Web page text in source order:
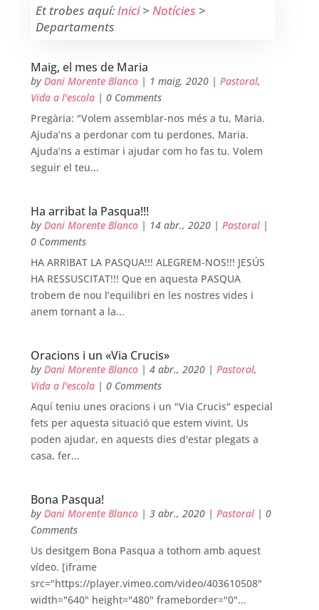
Et trobes aquí:Inici> Notícies >
Departaments
Maig, el mes de Maria
by Dani Morente Blanco | 1 maig, 2020 | Pastoral,
Vida a l'escola | 0 Comments
Pregària: "Volem assemblar-nos més a tu, Maria.
Ajuda’ns a perdonar com tu perdones, Maria.
Ajuda’ns a estimar i ajudar com ho fas tu. Volem
seguir el teu...
Ha arribat la Pasqua!!!
by Dani Morente Blanco | 14 abr., 2020 | Pastoral |
0 Comments
HA ARRIBAT LA PASQUA!!! ALEGREM-NOS!!! JESÚS
HA RESSUSCITAT!!! Que en aquesta PASQUA
trobem de nou l’equilibri en les nostres vides i
anem tornant a la...
Oracions i un «Via Crucis»
by Dani Morente Blanco | 4 abr., 2020 | Pastoral,
Vida a l'escola | 0 Comments
Aquí teniu unes oracions i un "Via Crucis" especial
fets per aquesta situació que estem vivint. Us
poden ajudar, en aquests dies d'estar plegats a
casa, fer...
Bona Pasqua!
by Dani Morente Blanco | 3 abr., 2020 | Pastoral | 0
Comments
Us desitgem Bona Pasqua a tothom amb aquest
vídeo. [iframe
src="https://player.vimeo.com/video/403610508"
width="640" height="480" frameborder="0"...